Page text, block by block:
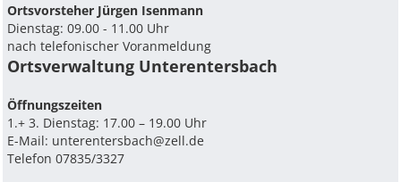
Ortsvorsteher Jürgen Isenmann
Dienstag: 09.00 - 11.00 Uhr
nach telefonischer Voranmeldung
Ortsverwaltung Unterentersbach
Ö­ffnungszeiten
1.+ 3. Dienstag: 17.00 – 19.00 Uhr
E-Mail: unterentersbach@zell.de
Telefon 07835/3327